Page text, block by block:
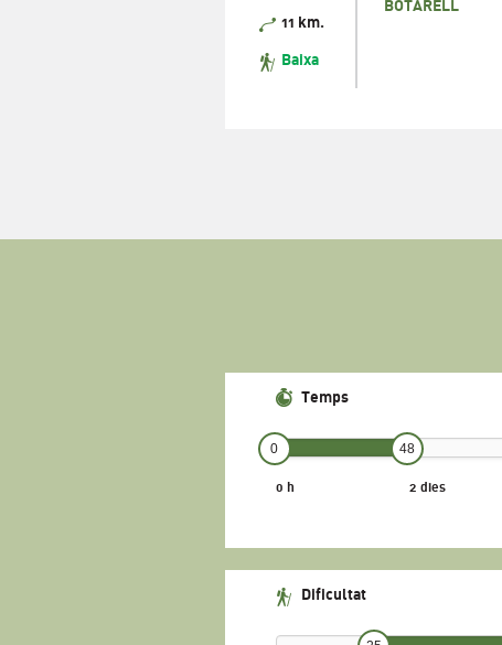
11 km.
Baixa
BOTARELL
Temps
0 48
0 h 2 dies
Dificultat